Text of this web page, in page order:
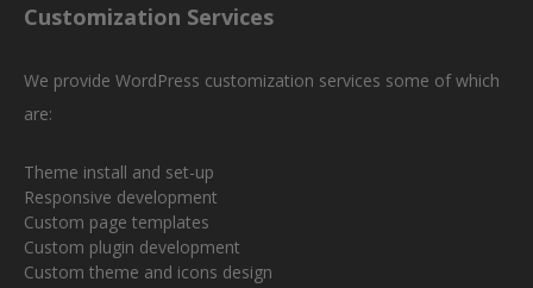
Customization Services
We provide WordPress customization services some of which
are:
Theme install and set-up
Responsive development
Custom page templates
Custom plugin development
Custom theme and icons design